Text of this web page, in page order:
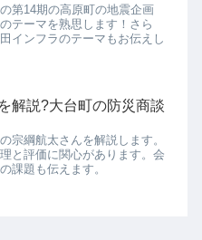
第14期の高原町の地震企画
テーマを熟思します！さら
インフラのテーマもお伝えし
解説?大台町の防災商談
宗綱航太さんを解説します。
と評価に関心があります。会
課題も伝えます。